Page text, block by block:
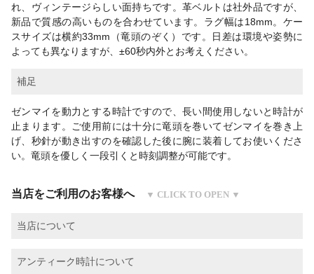
れ、ヴィンテージらしい面持ちです。革ベルトは社外品ですが、
新品で質感の高いものを合わせています。ラグ幅は18mm。ケー
スサイズは横約33mm（竜頭のぞく）です。日差は環境や姿勢に
よっても異なりますが、±60秒内外とお考えください。
補足
ゼンマイを動力とする時計ですので、長い間使用しないと時計が
止まります。ご使用前には十分に竜頭を巻いてゼンマイを巻き上
げ、秒針が動き出すのを確認した後に腕に装着してお使いくださ
い。竜頭を優しく一段引くと時刻調整が可能です。
当店をご利用のお客様へ
当店について
アンティーク時計について